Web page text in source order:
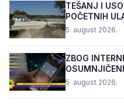
TEŠANJ I
POČETNIH
„TOPOLIK“
5. august 2026.
ZBOG
5. august 2026.